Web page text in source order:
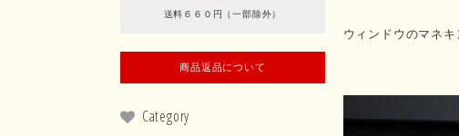
送料６６０円（一部除外）
商品返品について
Category
ウィンドウのマネキ